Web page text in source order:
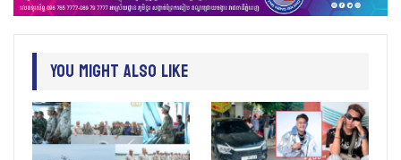
You Might Also Like